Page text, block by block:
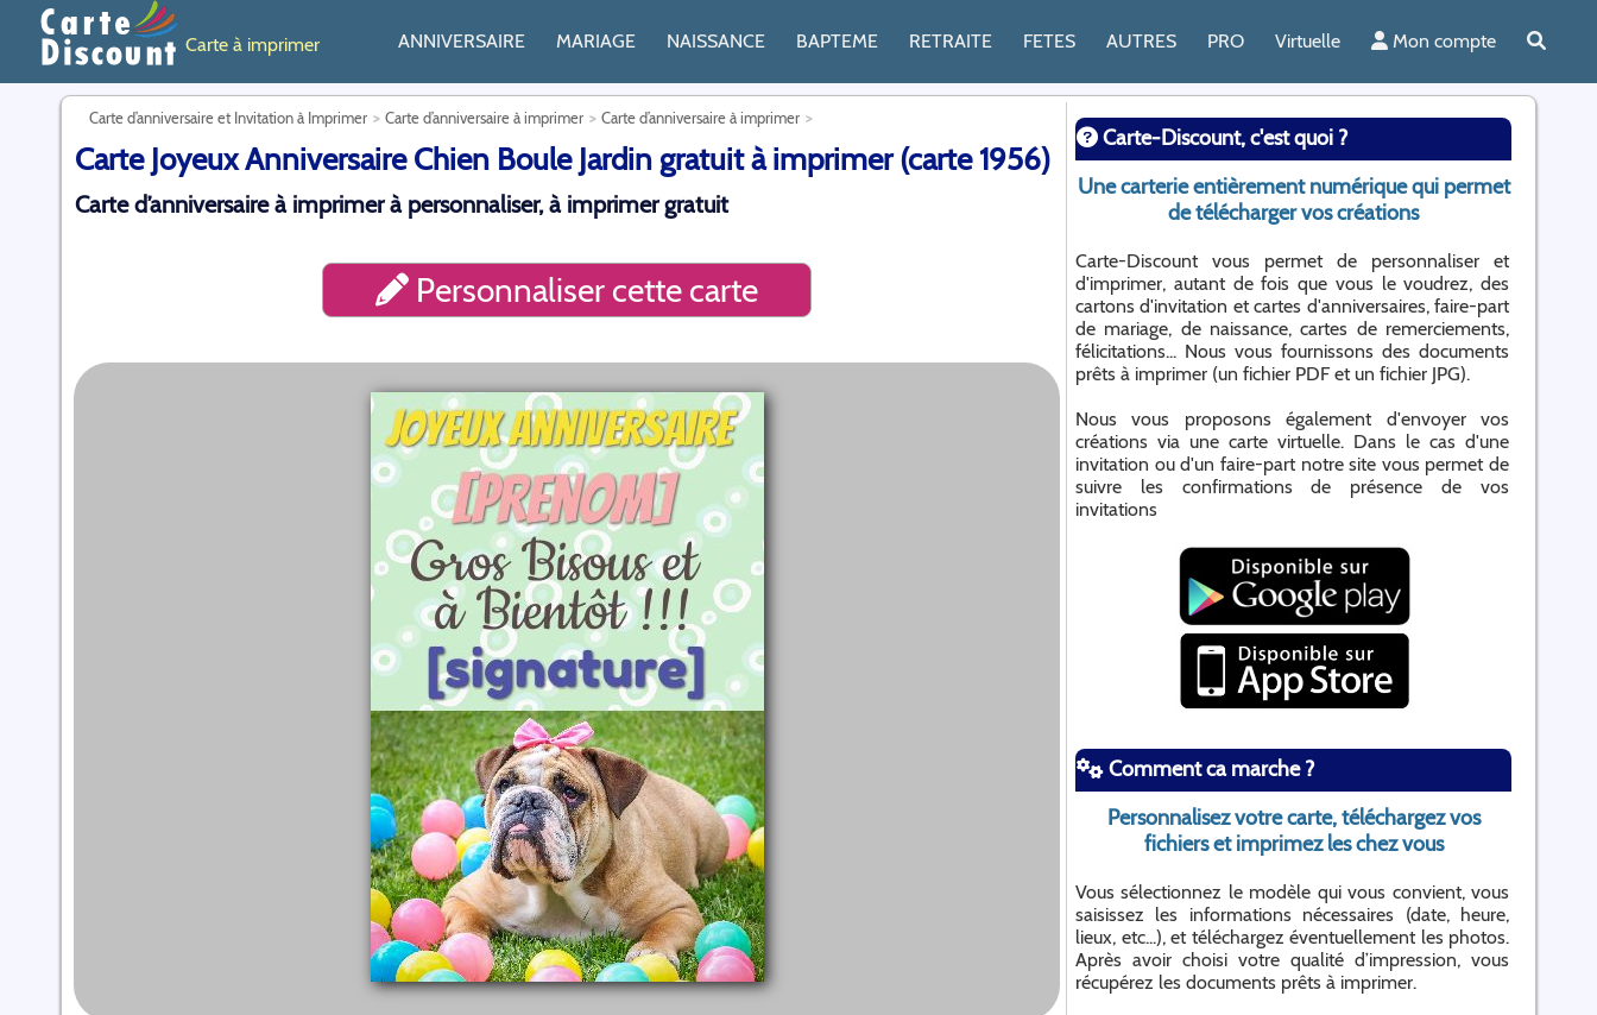
Carte à imprimer ANNIVERSAIRE MARIAGE NAISSANCE BAPTEME RETRAITE FETES AUTRES PRO Virtuelle Mon compte
Carte d’anniversaire et Invitation à Imprimer Carte d’anniversaire à imprimer Carte d’anniversaire à imprimer
Carte Joyeux Anniversaire Chien Boule Jardin gratuit à imprimer (carte 1956)
Carte d’anniversaire à imprimer à personnaliser, à imprimer gratuit
Personnaliser cette carte
Carte-Discount, c'est quoi ?
Une carterie entièrement numérique qui permet
de télécharger vos créations
Carte-Discount vous permet de personnaliser et
d'imprimer, autant de fois que vous le voudrez, des
cartons d'invitation et cartes d'anniversaires, faire-part
de mariage, de naissance, cartes de remerciements,
félicitations... Nous vous fournissons des documents
prêts à imprimer (un fichier PDF et un fichier JPG).
Nous vous proposons également d'envoyer vos
créations via une carte virtuelle. Dans le cas d'une
invitation ou d'un faire-part notre site vous permet de
suivre les confirmations de présence de vos
invitations
Comment ca marche ?
Personnalisez votre carte, téléchargez vos
fichiers et imprimez les chez vous
Vous sélectionnez le modèle qui vous convient, vous
saisissez les informations nécessaires (date, heure,
lieux, etc...), et téléchargez éventuellement les photos.
Après avoir choisi votre qualité d’impression, vous
récupérez les documents prêts à imprimer.